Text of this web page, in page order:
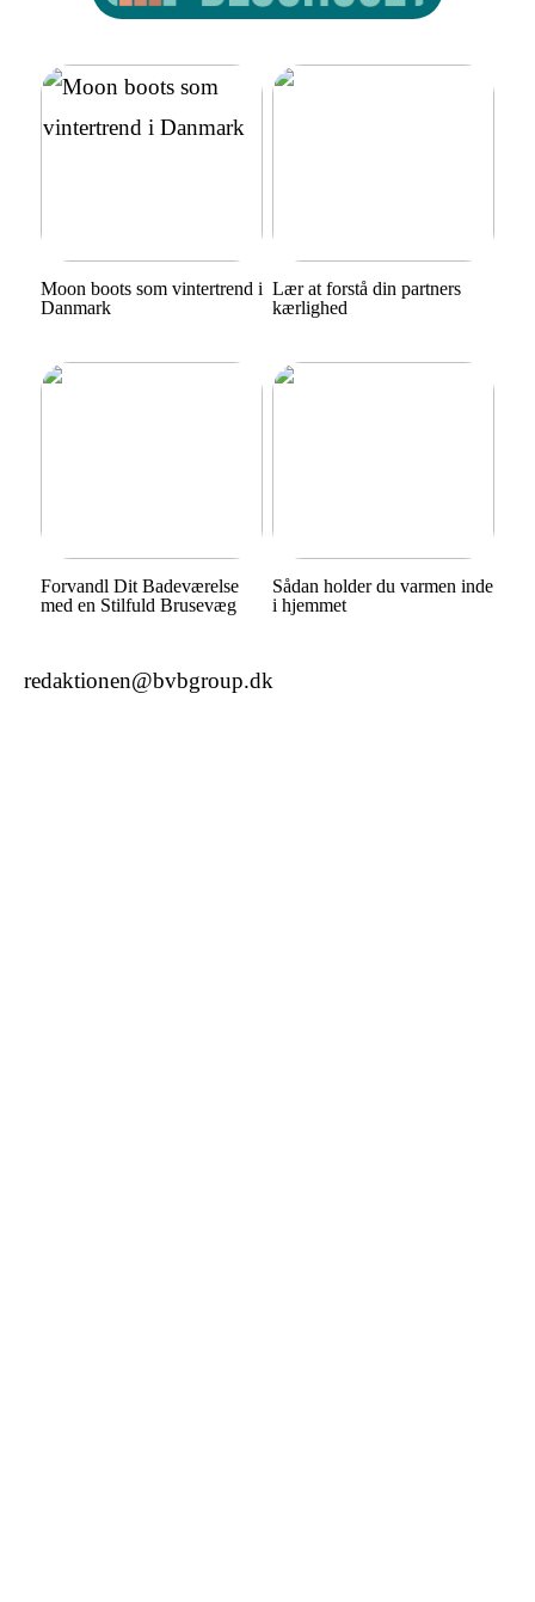
Moon boots som vintertrend i
Danmark
Lær at forstå din partners
kærlighed
Forvandl Dit Badeværelse
med en Stilfuld Brusevæg
Sådan holder du varmen inde
i hjemmet
redaktionen@bvbgroup.dk